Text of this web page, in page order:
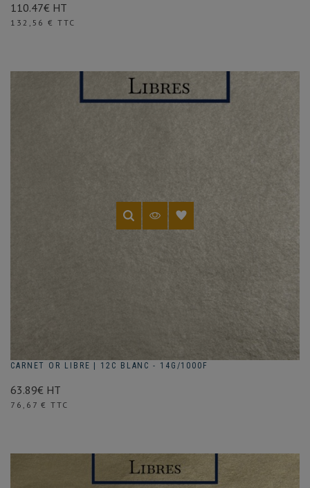
110.47€ HT
Prix
132,56 € TTC
CARNET OR LIBRE | 12C BLANC - 14G/1000F
63.89€ HT
Prix
76,67 € TTC